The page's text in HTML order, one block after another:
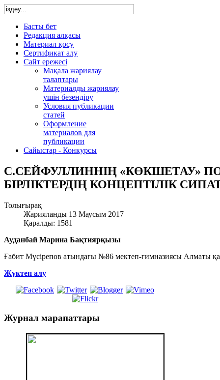
Басты бет
Редакция алқасы
Материал қосу
Сертификат алу
Сайт ережесі
Мақала жариялау
талаптары
Материалды жариялау
үшін безендіру
Условия публикации
статей
Оформление
материалов для
публикации
Сайыстар - Конкурсы
С.СЕЙФУЛЛИННІҢ «КӨКШЕТАУ»
БІРЛІКТЕРДІҢ КОНЦЕПТІЛІК
Толығырақ
Жарияланды 13 Маусым 2017
Қаралды: 1581
Ауданбай Марина Бақтиярқызы
Ғабит Мүсірепов атындағы №86 мектеп-гимназиясы Алматы
Жүктеп алу
Журнал марапаттары